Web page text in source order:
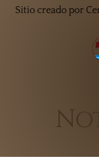
Sitio creado por